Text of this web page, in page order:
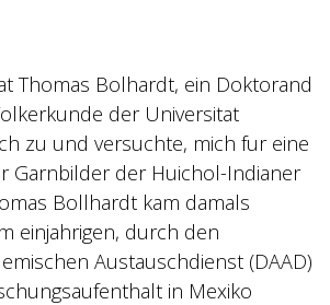
Thomas Bolhardt, ein Doktorand
der Universitat
zu und versuchte, mich fur eine
Garnbilder der Huichol-Indianer
Bollhardt kam damals
einjahrigen, durch den
Austauschdienst (DAAD)
in Mexiko